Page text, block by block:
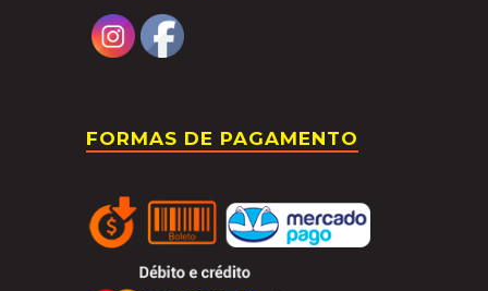
FORMAS DE PAGAMENTO